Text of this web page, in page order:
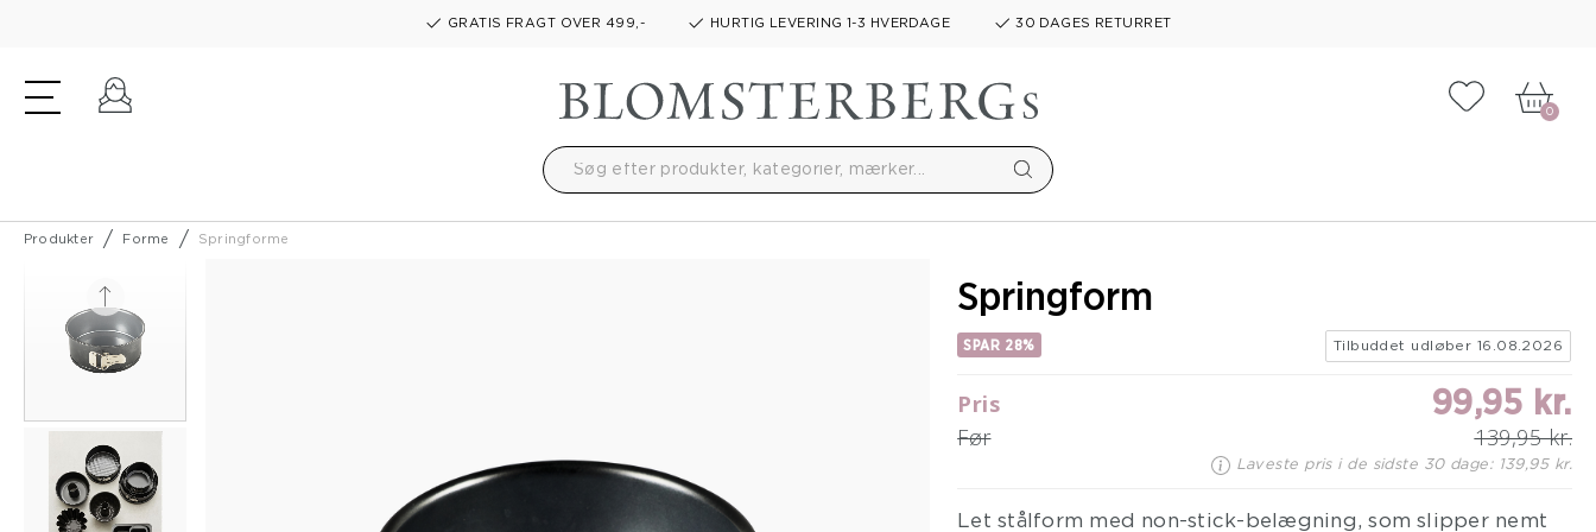
GRATIS FRAGT OVER 499,- HURTIG LEVERING 1-3 HVERDAGE 30 DAGES RETURRET
Tilføj til
0
Produkter Forme Springforme
Springform
SPAR 28% Tilbuddet udløber 16.08.2026
Pris 99,95 kr.
Før 139,95 kr.
Laveste pris i de sidste 30 dage: 139,95 kr.
Let stålform med non-stick-belægning, som slipper nemt